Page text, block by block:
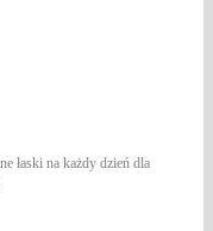
łaski na każdy dzień dla